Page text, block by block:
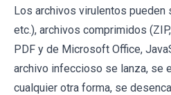
Los archivos virulentos pueden
etc.), archivos comprimidos
PDF y de Microsoft Office,
archivo infeccioso se lanza, se
cualquier otra forma, se